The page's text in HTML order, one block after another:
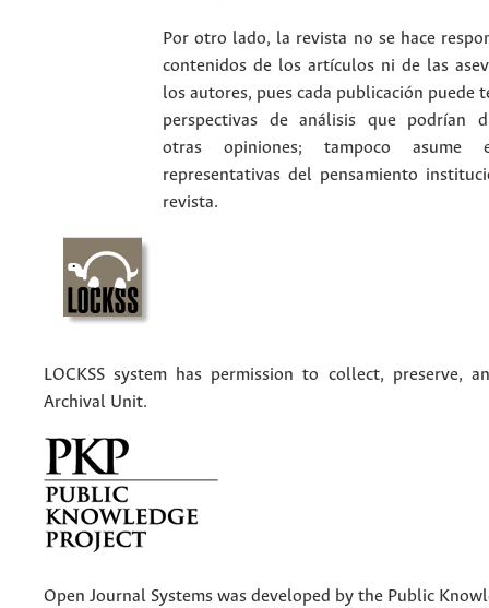
Por otro lado, la revista no se hace
contenidos de los artículos ni de las
los autores, pues cada publicación puede
perspectivas de análisis que podrían
otras opiniones; tampoco asume
representativas del pensamiento
revista.
LOCKSS system has permission to collect, preserve,
Archival Unit.
Open Journal Systems was developed by the Public